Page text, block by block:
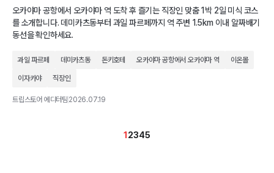
오카야마 공항에서 오카야마 역 도착 후 즐기는 직장인 맞춤 1박 2일 미식 코스
를 소개합니다. 데미카츠동부터 과일 파르페까지 역 주변 1.5km 이내 알짜배기
동선을 확인하세요.
과일 파르페 데미카츠동 돈키호테 오카야마 공항에서 오카야마 역 이온몰
이자카야 직장인
트립스토어 에디터팀 2026.07.19
12345